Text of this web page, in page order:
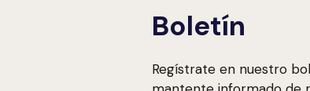
Boletín
Regístrate en nuestro